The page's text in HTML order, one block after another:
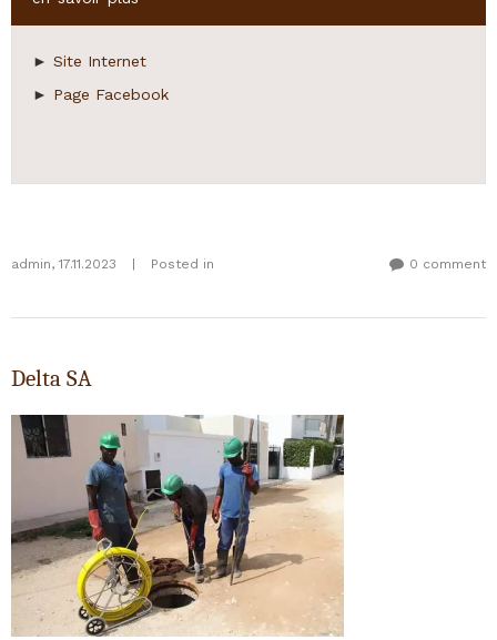
► Site Internet
► Page Facebook
admin, 17.11.2023 Posted in 0 comment
Delta SA